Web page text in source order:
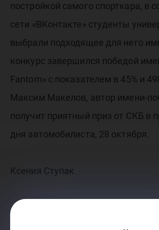
постройкой самого спорткара, в
сети «ВКонтакте» студенты
выбрали подходящее для него
конкурс завершился победой
Fantom» с показателем в 45% и
Максим Макелов, автор имени-
получит приятный приз от СКБ в
дня автомобилиста, 28 октября.
Ксения Ступак